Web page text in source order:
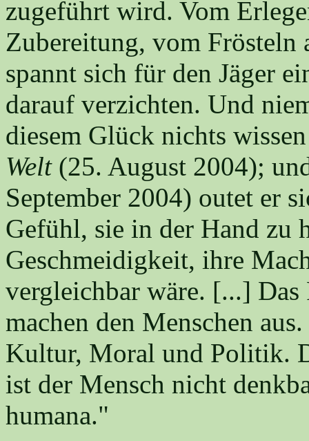
zugeführt wird. Vom
Zubereitung, vom Frösteln
spannt sich für den Jäger
darauf verzichten. Und
diesem Glück nichts
Welt(25. August 2004);
September 2004) outet er
Gefühl, sie in der Hand zu
Geschmeidigkeit, ihre
vergleichbar wäre. [...] Das
machen den Menschen
Kultur, Moral und Politik.
ist der Mensch nicht
humana."